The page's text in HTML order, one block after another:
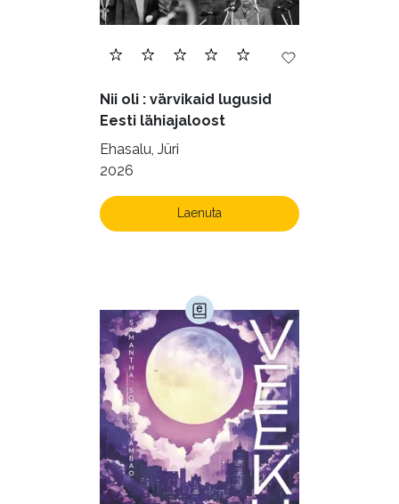
Nii oli : värvikaid lugusid
Eesti lähiajaloost
Ehasalu, Jüri
2026
Laenuta